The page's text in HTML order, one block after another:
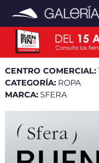
CENTRO COMERCIAL:
CATEGORÍA: ROPA
MARCA: SFERA